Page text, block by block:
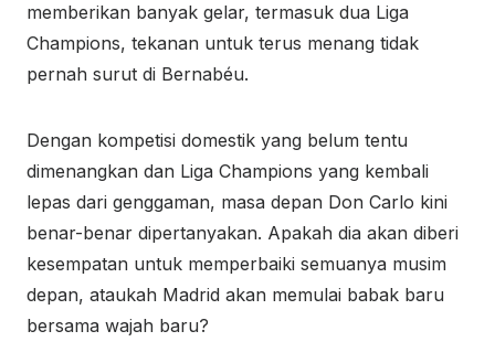
memberikan banyak gelar, termasuk dua Liga
Champions, tekanan untuk terus menang tidak
pernah surut di Bernabéu.
Dengan kompetisi domestik yang belum tentu
dimenangkan dan Liga Champions yang kembali
lepas dari genggaman, masa depan Don Carlo kini
benar-benar dipertanyakan. Apakah dia akan diberi
kesempatan untuk memperbaiki semuanya musim
depan, ataukah Madrid akan memulai babak baru
bersama wajah baru?